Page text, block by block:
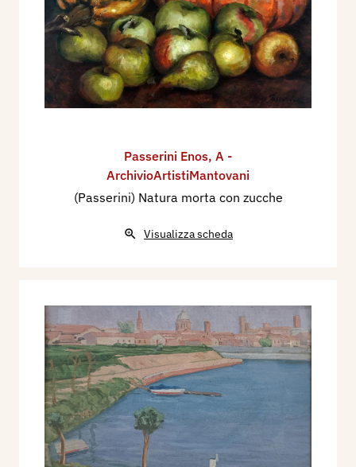
Passerini Enos, A -
ArchivioArtistiMantovani
(Passerini) Natura morta con zucche
Visualizza scheda